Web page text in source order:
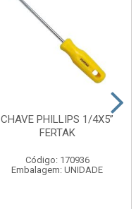
CHAVE PHILLIPS 1/4X5”
FERTAK
Código: 170936
Embalagem: UNIDADE